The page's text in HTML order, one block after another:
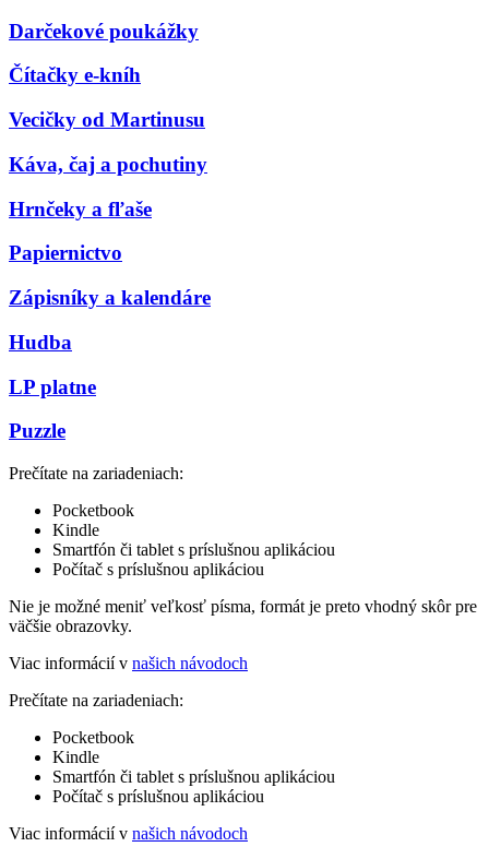
Darčekové poukážky
Čítačky e-kníh
Vecičky od Martinusu
Káva, čaj a pochutiny
Hrnčeky a fľaše
Papiernictvo
Zápisníky a kalendáre
Hudba
LP platne
Puzzle
Prečítate na zariadeniach:
Pocketbook
Kindle
Smartfón či tablet s príslušnou aplikáciou
Počítač s príslušnou aplikáciou
Nie je možné meniť veľkosť písma, formát je preto vhodný skôr pre
väčšie obrazovky.
Viac informácií v našich návodoch
Prečítate na zariadeniach:
Pocketbook
Kindle
Smartfón či tablet s príslušnou aplikáciou
Počítač s príslušnou aplikáciou
Viac informácií v našich návodoch